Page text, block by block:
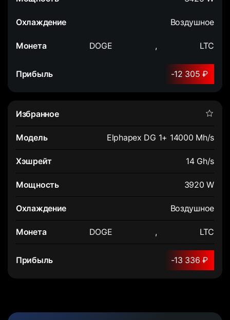
Воздушное
DOGE , LTC
-12 305 ₽
Elphapex DG 1+ 14000 Mh/s
14 Gh/s
3920 W
Воздушное
DOGE , LTC
-13 336 ₽